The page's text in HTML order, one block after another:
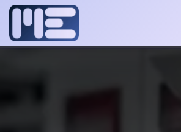
Se rendre au contenu